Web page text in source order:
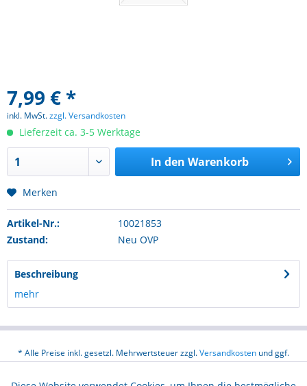
7,99 € *
inkl. MwSt.zzgl. Versandkosten
Lieferzeit ca. 3-5 Werktage
In den Warenkorb
Merken
Artikel-Nr.:
10021853
Zustand:
Neu OVP
Beschreibung
mehr
* Alle Preise inkl. gesetzl. Mehrwertsteuer zzgl.Versandkosten und ggf.